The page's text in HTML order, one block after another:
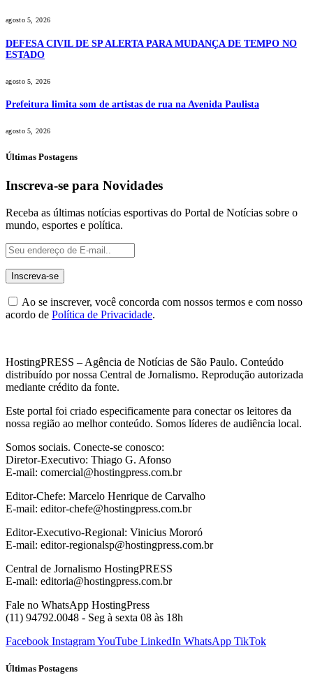
agosto 5, 2026
DEFESA CIVIL DE SP ALERTA PARA MUDANÇA DE TEMPO NO
ESTADO
agosto 5, 2026
Prefeitura limita som de artistas de rua na Avenida Paulista
agosto 5, 2026
Últimas Postagens
Inscreva-se para Novidades
Receba as últimas notícias esportivas do Portal de Notícias sobre o
mundo, esportes e política.
Ao se inscrever, você concorda com nossos termos e com nosso
acordo de Política de Privacidade.
HostingPRESS – Agência de Notícias de São Paulo. Conteúdo
distribuído por nossa Central de Jornalismo. Reprodução autorizada
mediante crédito da fonte.
Este portal foi criado especificamente para conectar os leitores da
nossa região ao melhor conteúdo. Somos líderes de audiência local.
Somos sociais. Conecte-se conosco:
Diretor-Executivo: Thiago G. Afonso
E-mail: comercial@hostingpress.com.br
Editor-Chefe: Marcelo Henrique de Carvalho
E-mail: editor-chefe@hostingpress.com.br
Editor-Executivo-Regional: Vinicius Mororó
E-mail: editor-regionalsp@hostingpress.com.br
Central de Jornalismo HostingPRESS
E-mail: editoria@hostingpress.com.br
Fale no WhatsApp HostingPress
(11) 94792.0048 - Seg à sexta 08 às 18h
Facebook InstagramYouTube LinkedIn WhatsApp TikTok
Últimas Postagens